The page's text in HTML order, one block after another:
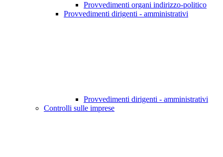
Provvedimenti organi indirizzo-politico
Provvedimenti dirigenti - amministrativi
Provvedimenti dirigenti - amministrativi
Controlli sulle imprese